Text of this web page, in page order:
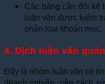
Các bảng cân đối kế
luận văn được kiểm
phân loại khoản mục.
4. Dịch luận văn
Đây là nhóm luận văn có